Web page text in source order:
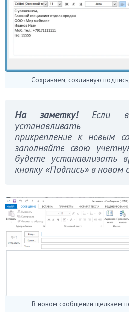
Сохраняем, созданную
На заметку!Если
устанавливать
прикрепление к новым
заполняйте свою
будете устанавливать
кнопку «Подпись» в новом
В новом сообщении щелкаем